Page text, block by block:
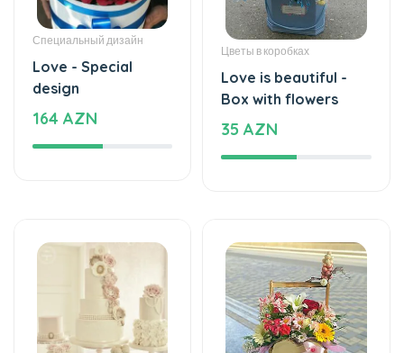
Специальный дизайн
Love - Special
design
164 AZN
Цветы в коробках
Love is beautiful -
Box with flowers
35 AZN